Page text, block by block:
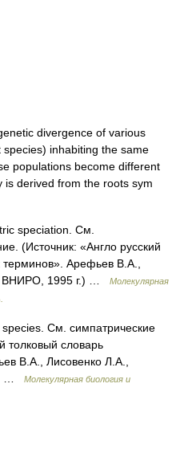
divergence of various
inhabiting the same
populations become different
is derived from the roots sym
speciation. См.
(Источник: «Англо русский
терминов». Арефьев В.А.,
ВНИРО, 1995 г.) …
Молекулярная
См. симпатрические
толковый словарь
В.А., Лисовенко Л.А.,
…
Молекулярная биология и